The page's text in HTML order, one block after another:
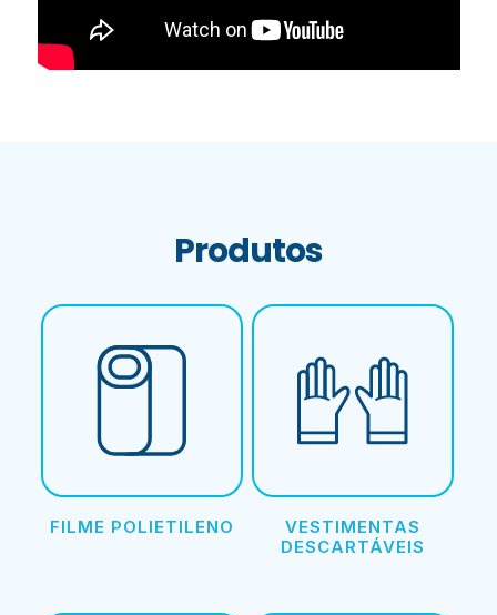
Produtos
FILME POLIETILENO
VESTIMENTAS
DESCARTÁVEIS